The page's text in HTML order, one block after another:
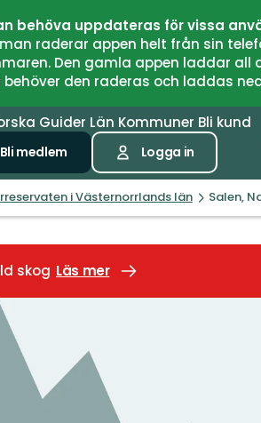
behöva uppdateras för vissa
raderar appen helt från sin
Den gamla appen laddar
den raderas och laddas
Guider Län Kommuner Bli kund
Bli medlem Logga in
i Västernorrlands län Salen,
skog Läs mer